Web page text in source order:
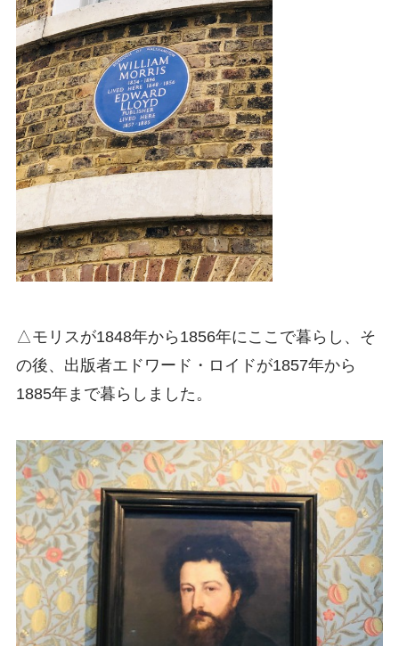
△モリスが1848年から1856年にここで暮らし、そ
の後、出版者エドワード・ロイドが1857年から
1885年まで暮らしました。